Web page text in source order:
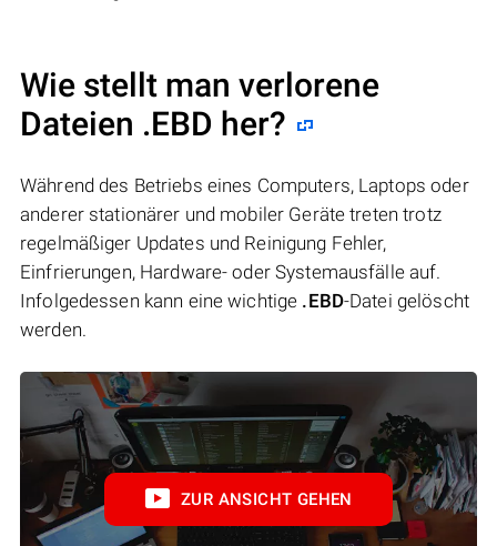
Wie stellt man verlorene
Dateien .EBD her?
Während des Betriebs eines Computers, Laptops oder
anderer stationärer und mobiler Geräte treten trotz
regelmäßiger Updates und Reinigung Fehler,
Einfrierungen, Hardware- oder Systemausfälle auf.
Infolgedessen kann eine wichtige .EBD-Datei gelöscht
werden.
ZUR ANSICHT GEHEN